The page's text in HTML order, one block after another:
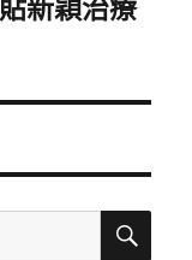
新穎治療
搜